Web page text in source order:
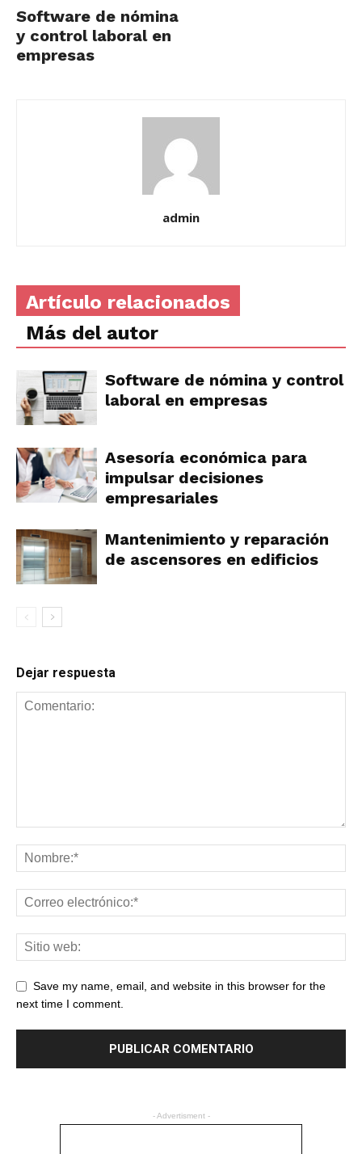
Software de nómina
y control laboral en
empresas
admin
Artículo relacionados
Más del autor
Software de nómina y control
laboral en empresas
Asesoría económica para
impulsar decisiones
empresariales
Mantenimiento y reparación
de ascensores en edificios
Dejar respuesta
Save my name, email, and website in this browser for the
next time I comment.
- Advertisment -